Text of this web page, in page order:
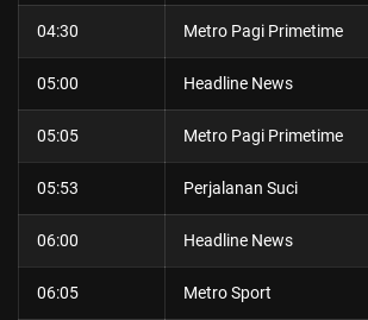
04:30 Metro Pagi Primetime
05:00 Headline News
05:05 Metro Pagi Primetime
05:53 Perjalanan Suci
06:00 Headline News
06:05 Metro Sport